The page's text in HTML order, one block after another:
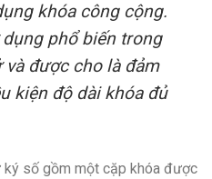
khóa công cộng.
phổ biến trong
được cho là đảm
kiện độ dài khóa đủ
ký số gồm một cặp khóa được